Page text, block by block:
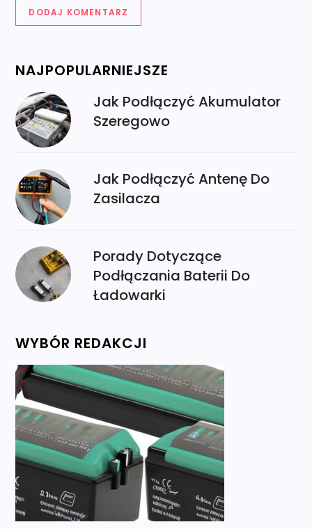
NAJPOPULARNIEJSZE
Jak Podłączyć Akumulator
Szeregowo
Jak Podłączyć Antenę Do
Zasilacza
Porady Dotyczące
Podłączania Baterii Do
Ładowarki
WYBÓR REDAKCJI